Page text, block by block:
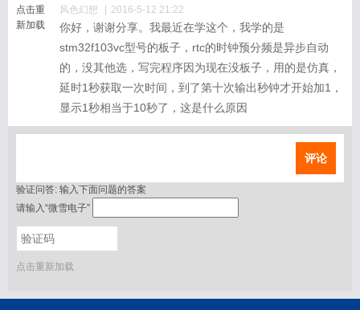
点击重
新加载
风色幻想 2016-5-12 21:22
你好，谢谢分享。我最近在学这个，我学的是
stm32f103vc型号的板子，rtc的时钟预分频是异步自动
的，没其他选，写完程序因为现在没板子，用的是仿真，
延时1秒获取一次时间，到了第十次输出秒钟才开始加1，
显示1秒相当于10秒了，这是什么原因
评论
验证问答: 输入下面问题的答案
请输入“微雪电子”
点击重新加载